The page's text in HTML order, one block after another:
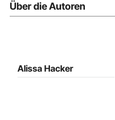
Über die Autoren
Alissa Hacker